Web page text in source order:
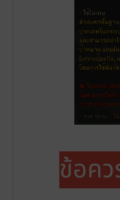
ข้อค